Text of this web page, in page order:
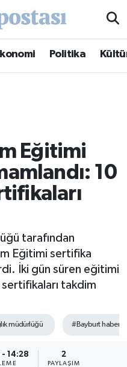
Politika
Eğitimi
10
tarafından
Eğitimi sertifika
İki gün süren eğitimi
sertifikaları takdim
müdürlüğü #Bayburt
14:28 2
PAYLAŞIM
ve Fikstür